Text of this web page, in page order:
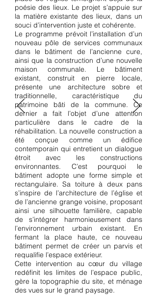
poésie des lieux. Le projet s’appuie sur
la matière existante des lieux, dans un
souci d’intervention juste et cohérente.
Le programme prévoit l’installation d’un
nouveau pôle de services communaux
dans le bâtiment de l’ancienne cure,
ainsi que la construction d’une nouvelle
maison communale. Le bâtiment
existant, construit en pierre locale,
présente une architecture sobre et
traditionnelle, caractéristique du
patrimoine bâti de la commune. Ce
dernier a fait l’objet d’une attention
particulière dans le cadre de la
réhabilitation. La nouvelle construction a
été conçue comme un édifice
contemporain qui entretient un dialogue
étroit avec les constructions
environnantes. C’est pourquoi le
bâtiment adopte une forme simple et
rectangulaire. Sa toiture à deux pans
s’inspire de l’architecture de l’église et
de l’ancienne grange voisine, proposant
ainsi une silhouette familière, capable
de s’intégrer harmonieusement dans
l’environnement urbain existant. En
fermant la place haute, ce nouveau
bâtiment permet de créer un parvis et
requalifie l’espace extérieur.
Cette intervention au cœur du village
redéfinit les limites de l’espace public,
gère la topographie du site, et ménage
des vues sur le grand paysage.